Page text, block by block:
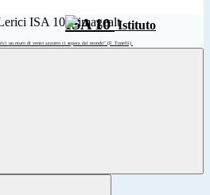
ISA 10 Istituto
un muro di vento azzurro ci separa dal mondo” (F. Tonelli)